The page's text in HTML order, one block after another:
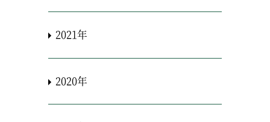
2021年
2020年